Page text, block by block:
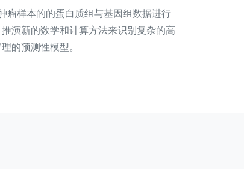
瘤样本的的蛋白质组与基因组数据进行
演新的数学和计算方法来识别复杂的高
的预测性模型。